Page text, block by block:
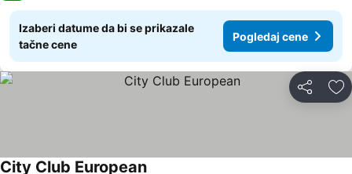
Izaberi datume da bi se prikazale
tačne cene
Pogledaj cene
Deli
City Club European